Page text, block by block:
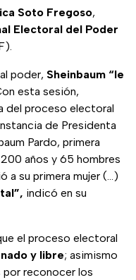
Soto Fregoso,
Electoral del Poder
poder, Sheinbaum “le
esta sesión,
del proceso electoral
de Presidenta
Pardo, primera
años y 65 hombres
a su primera mujer (...)
indicó en su
el proceso electoral
y libre; asimismo
reconocer los